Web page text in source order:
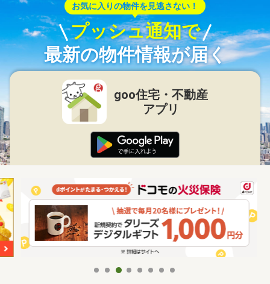
お気に入りの物件を見逃さない！
プッシュ通知で
最新の物件情報が届く
goo住宅・不動産
アプリ